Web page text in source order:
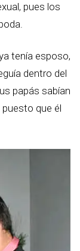
pues los
tenía esposo,
dentro del
papás sabían
que él